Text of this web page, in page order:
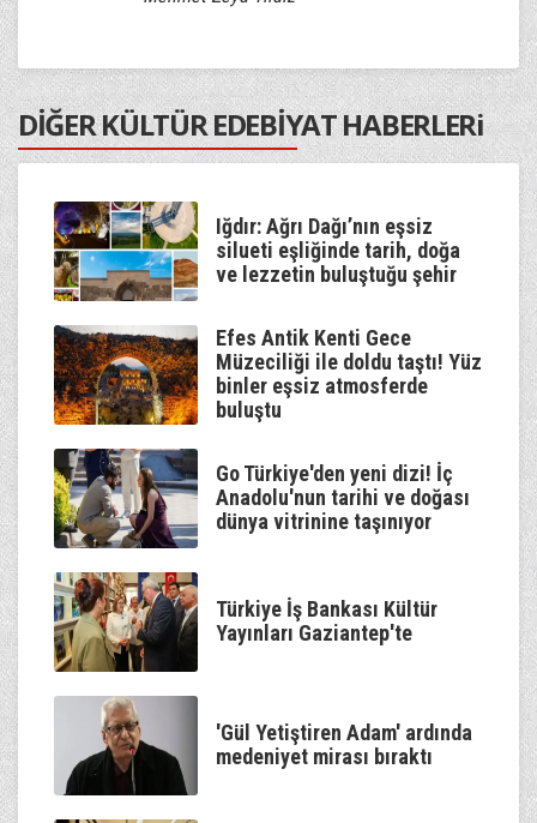
DİĞER KÜLTÜR EDEBİYAT HABERLERi
Iğdır: Ağrı Dağı’nın eşsiz
silueti eşliğinde tarih, doğa
ve lezzetin buluştuğu şehir
Efes Antik Kenti Gece
Müzeciliği ile doldu taştı! Yüz
binler eşsiz atmosferde
buluştu
Go Türkiye'den yeni dizi! İç
Anadolu'nun tarihi ve doğası
dünya vitrinine taşınıyor
Türkiye İş Bankası Kültür
Yayınları Gaziantep'te
'Gül Yetiştiren Adam' ardında
medeniyet mirası bıraktı